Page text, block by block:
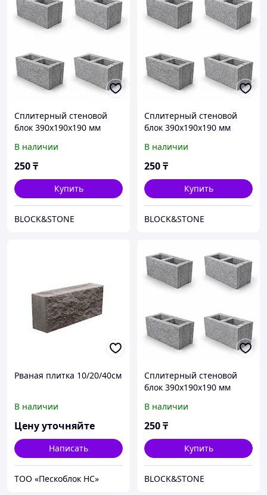
Сплитерный стеновой
блок 390х190х190 мм
В наличии
250₸
Купить
BLOCK&STONE
Сплитерный стеновой
блок 390х190х190 мм
В наличии
250₸
Купить
BLOCK&STONE
Рваная плитка 10/20/40см
В наличии
Цену уточняйте
Написать
ТОО «Пескоблок НС»
Сплитерный стеновой
блок 390х190х190 мм
В наличии
250₸
Купить
BLOCK&STONE